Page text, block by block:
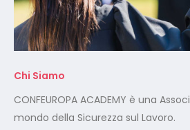
Chi Siamo
CONFEUROPA ACADEMY è una
mondo della Sicurezza sul Lavoro.